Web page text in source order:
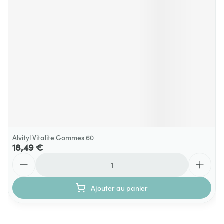
Alvityl Vitalite Gommes 60
18,49 €
Ajouter au panier